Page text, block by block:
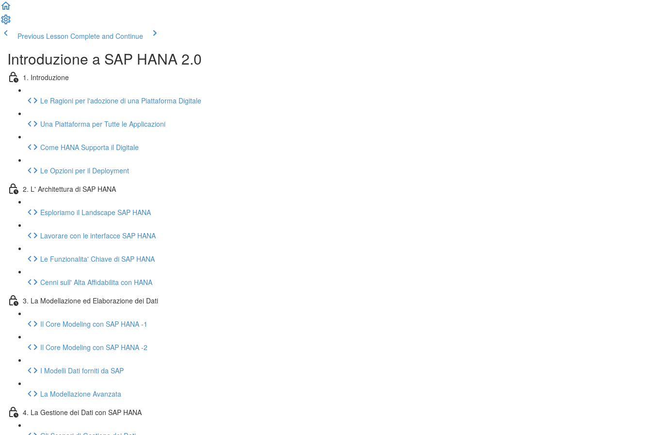
Previous Lesson Complete and Continue
Introduzione a SAP HANA 2.0
1. Introduzione
Le Ragioni per l'adozione di una Piattaforma Digitale
Una Piattaforma per Tutte le Applicazioni
Come HANA Supporta il Digitale
Le Opzioni per il Deployment
2. L' Architettura di SAP HANA
Esploriamo il Landscape SAP HANA
Lavorare con le interfacce SAP HANA
Le Funzionalita' Chiave di SAP HANA
Cenni sull' Alta Affidabilita con HANA
3. La Modellazione ed Elaborazione dei Dati
Il Core Modeling con SAP HANA -1
Il Core Modeling con SAP HANA -2
I Modelli Dati forniti da SAP
La Modellazione Avanzata
4. La Gestione dei Dati con SAP HANA